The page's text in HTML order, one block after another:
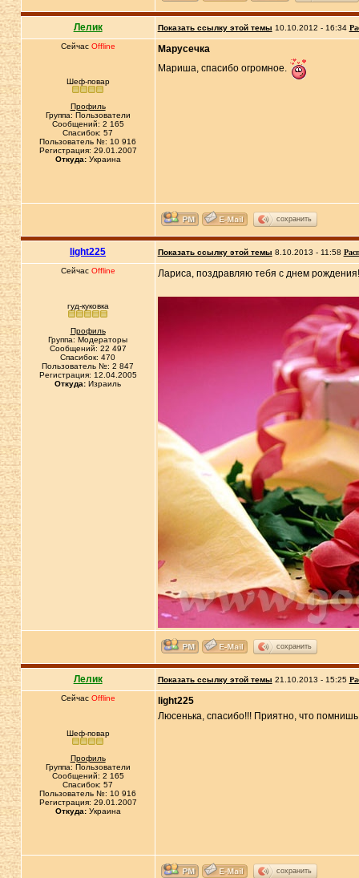
Лелик Показать ссылку этой темы 10.10.2012 - 16:34
Сейчас Offline
Шеф-повар
Профиль
Группа: Пользователи
Сообщений: 2 165
Спасибок: 57
Пользователь №: 10 916
Регистрация: 29.01.2007
Откуда:Украина
Марусечка
Мариша, спасибо огромное.
сохранить
light225 Показать ссылку этой темы 8.10.2013 - 11:58
Сейчас Offline
гуд-куковка
Профиль
Группа: Модераторы
Сообщений: 22 497
Спасибок: 470
Пользователь №: 2 847
Регистрация: 12.04.2005
Откуда: Израиль
Лариса, поздравляю тебя с днем
сохранить
Лелик Показать ссылку этой темы 21.10.2013 - 15:25
Сейчас Offline
Шеф-повар
Профиль
Группа: Пользователи
Сообщений: 2 165
Спасибок: 57
Пользователь №: 10 916
Регистрация: 29.01.2007
Откуда:Украина
light225
Люсенька, спасибо!!! Приятно, что
сохранить